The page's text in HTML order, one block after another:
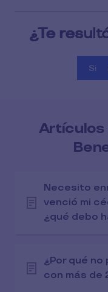
Artículos
Necesito
venció mi
¿qué debo
¿Por qué
con más de